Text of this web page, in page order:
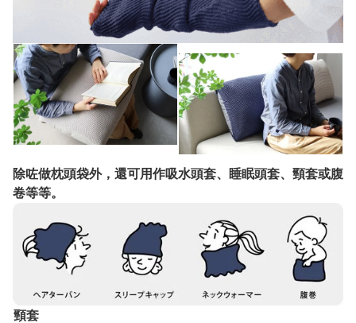
除咗做枕頭袋外，還可用作吸水頭套、睡眠頭套、頸套或腹
卷等等。
頸套